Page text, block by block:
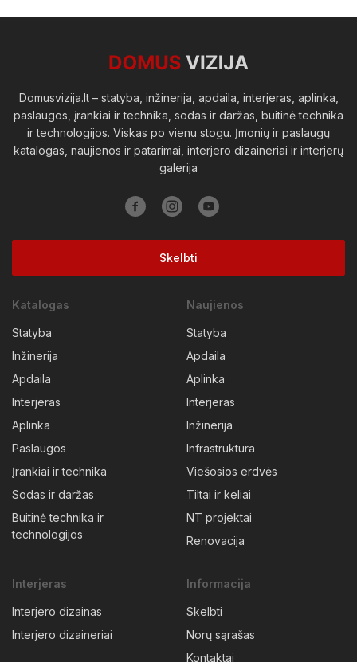
Domusvizija.lt – statyba, inžinerija, apdaila, interjeras, aplinka,
paslaugos, įrankiai ir technika, sodas ir daržas, buitinė technika
ir technologijos. Viskas po vienu stogu. Įmonių ir paslaugų
katalogas, naujienos ir patarimai, interjero dizaineriai ir interjerų
galerija
Skelbti
Katalogas
Statyba
Inžinerija
Apdaila
Interjeras
Aplinka
Paslaugos
Įrankiai ir technika
Sodas ir daržas
Buitinė technika ir
technologijos
Naujienos
Statyba
Apdaila
Aplinka
Interjeras
Inžinerija
Infrastruktura
Viešosios erdvės
Tiltai ir keliai
NT projektai
Renovacija
Interjeras
Interjero dizainas
Interjero dizaineriai
Informacija
Skelbti
Norų sąrašas
Kontaktai